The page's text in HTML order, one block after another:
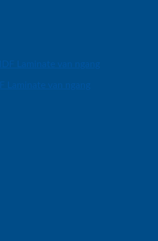
Laminate van ngang